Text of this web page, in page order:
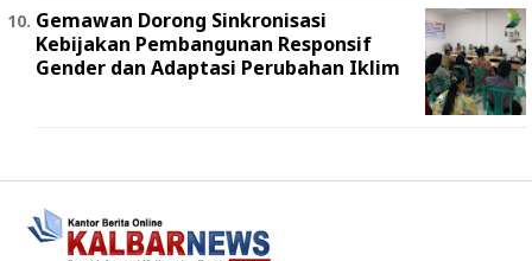
Gemawan Dorong Sinkronisasi
Kebijakan Pembangunan Responsif
Gender dan Adaptasi Perubahan Iklim